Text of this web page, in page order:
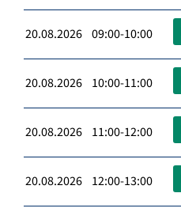
20.08.2026 09:00-10:00
20.08.2026 10:00-11:00
20.08.2026 11:00-12:00
20.08.2026 12:00-13:00